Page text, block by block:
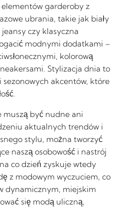
elementów garderoby z
ubrania, takie jak biały
czy klasyczna
modnymi dodatkami –
kolorową
Stylizacja dnia to
akcentów, które
muszą być nudne ani
aktualnych trendów i
stylu, można tworzyć
naszą osobowość i nastrój
co dzień zyskuje wtedy
z modowym wyczuciem, co
dynamicznym, miejskim
się modą uliczną,